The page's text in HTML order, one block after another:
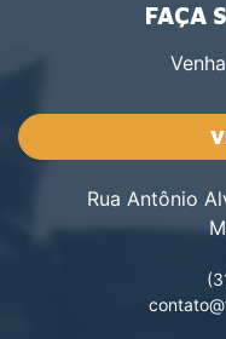
FAÇA
Rua Antônio